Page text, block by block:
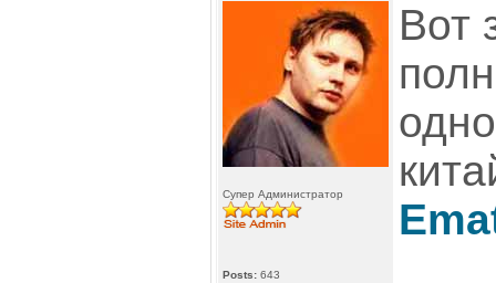
Супер Администратор
Posts: 643
Вот